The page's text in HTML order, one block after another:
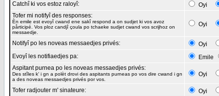
Catchî ki vos estoz raloyî:
Oyi
Tofer mi notifyî des responses:
Èn emile est evoyî cwand ene sakî respond a on sudjet ki vos avoz
pårticipé. Vos ploz candjî çoula po tchaeke sudjet cwand vos scrijhoz on
messaedje.
Oyi
Notifyî po les noveas messaedjes privés:
Oyi
Evoyî les notifiaedjes pa:
Emile
Aspitant purnea po les noveas messaedjes privés:
Des stîles k' i gn a polèt drovi des aspitants purneas po vos dire cwand i gn
a des noveas messaedjes privés por vos.
Oyi
Tofer radjouter m' sinateure:
Oyi